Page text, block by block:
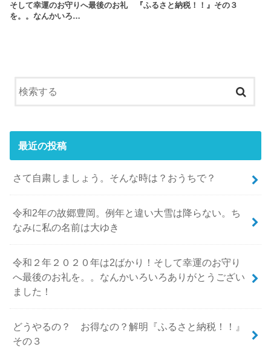
そして幸運のお守りへ最後のお礼
を。。なんかいろ…
『ふるさと納税！！』その３
最近の投稿
さて自粛しましょう。そんな時は？おうちで？
令和2年の故郷豊岡。例年と違い大雪は降らない。ち
なみに私の名前は大ゆき
令和２年２０２０年は2ばかり！そして幸運のお守り
へ最後のお礼を。。なんかいろいろありがとうござい
ました！
どうやるの？ お得なの？解明『ふるさと納税！！』
その３